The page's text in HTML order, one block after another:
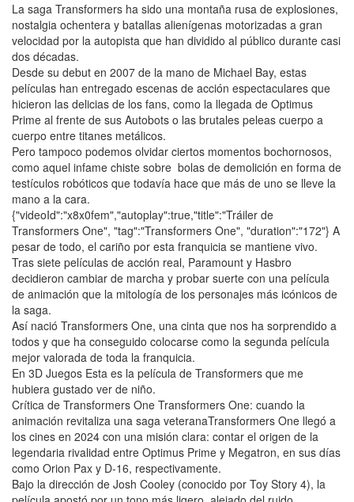
La saga Transformers ha sido una montaña rusa de explosiones,
nostalgia ochentera y batallas alienígenas motorizadas a gran
velocidad por la autopista que han dividido al público durante casi
dos décadas.
Desde su debut en 2007 de la mano de Michael Bay, estas
películas han entregado escenas de acción espectaculares que
hicieron las delicias de los fans, como la llegada de Optimus
Prime al frente de sus Autobots o las brutales peleas cuerpo a
cuerpo entre titanes metálicos.
Pero tampoco podemos olvidar ciertos momentos bochornosos,
como aquel infame chiste sobre bolas de demolición en forma de
testículos robóticos que todavía hace que más de uno se lleve la
mano a la cara.
{"videoId":"x8x0fem","autoplay":true,"title":"Tráiler de
Transformers One", "tag":"Transformers One", "duration":"172"} A
pesar de todo, el cariño por esta franquicia se mantiene vivo.
Tras siete películas de acción real, Paramount y Hasbro
decidieron cambiar de marcha y probar suerte con una película
de animación que la mitología de los personajes más icónicos de
la saga.
Así nació Transformers One, una cinta que nos ha sorprendido a
todos y que ha conseguido colocarse como la segunda película
mejor valorada de toda la franquicia.
En 3D Juegos Esta es la película de Transformers que me
hubiera gustado ver de niño.
Crítica de Transformers One Transformers One: cuando la
animación revitaliza una saga veteranaTransformers One llegó a
los cines en 2024 con una misión clara: contar el origen de la
legendaria rivalidad entre Optimus Prime y Megatron, en sus días
como Orion Pax y D-16, respectivamente.
Bajo la dirección de Josh Cooley (conocido por Toy Story 4), la